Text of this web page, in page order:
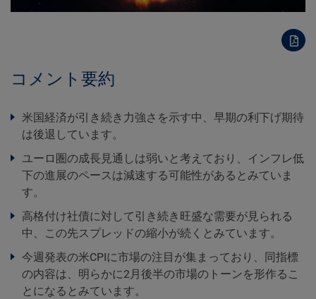
コメント要約
米国経済が引き続き力強さを示す中、早期の利下げ期待
は後退しています。
ユーロ圏の成長見通しは弱いと考えており、インフレ低
下の進展のペースは減速する可能性があるとみていま
す。
高格付け社債に対して引き続き旺盛な需要が見られる
中、この先スプレッドの縮小が続くとみています。
今週発表の米CPIに市場の注目が集まっており、同指標
の内容は、明らかに2月後半の市場のトーンを形作るこ
とになるとみています。